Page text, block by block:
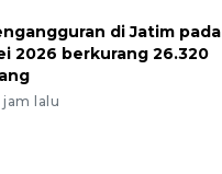
di Jatim pada
2026 berkurang 26.320
jam lalu